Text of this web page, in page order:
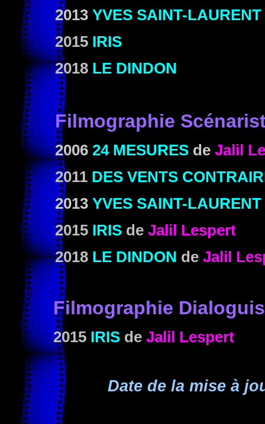
2013 YVES SAINT-LAURENT
2015 IRIS
2018 LE DINDON
Filmographie
2006 24 MESURES de Jalil
2011 DES VENTS
2013 YVES SAINT-LAURENT
2015 IRIS de Jalil Lespert
2018 LE DINDON de Jalil
Filmographie
2015 IRIS de Jalil Lespert
Date de la mise à